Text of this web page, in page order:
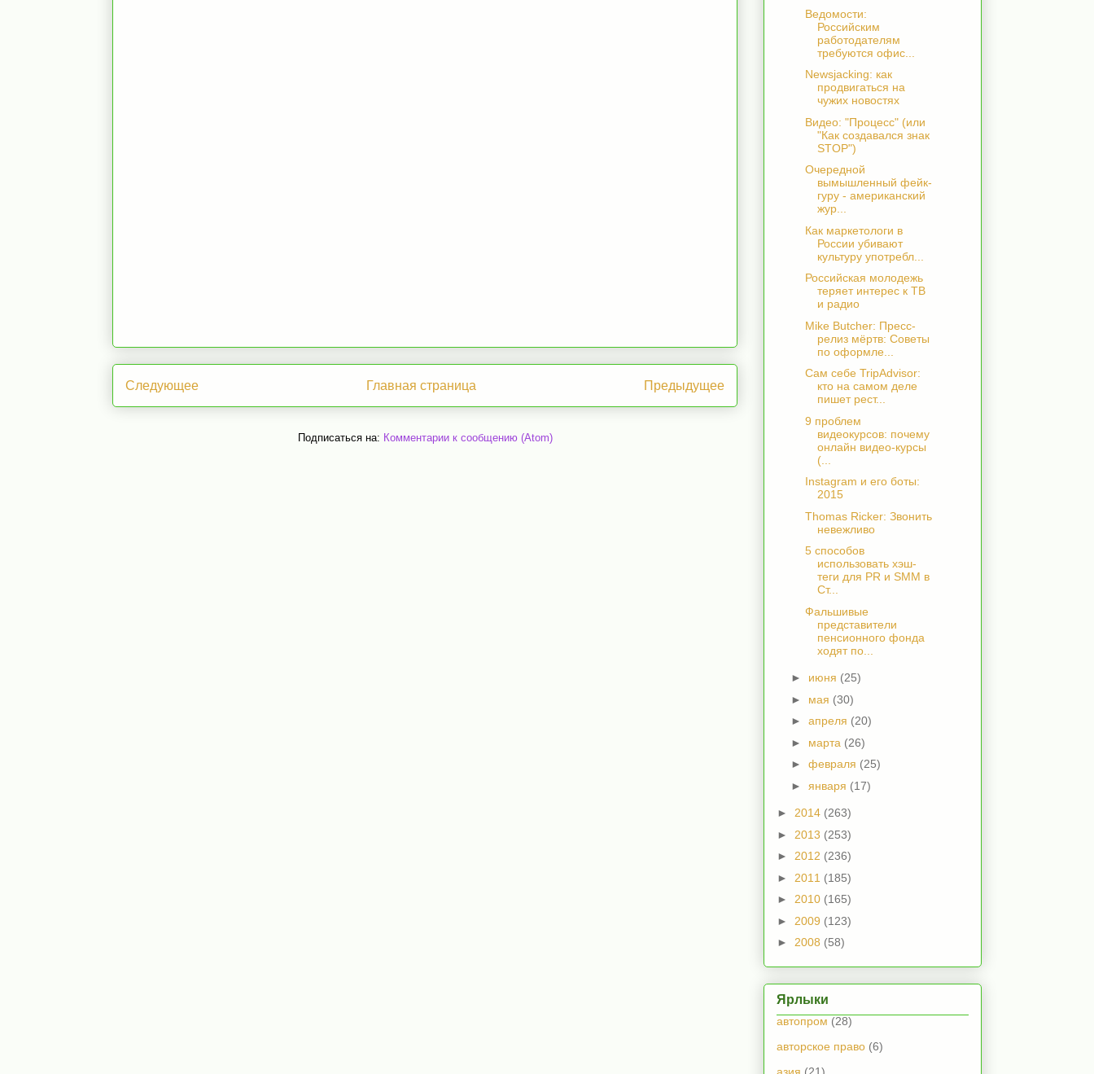
Следующее Предыдущее
Главная страница
Подписаться на: Комментарии к сообщению (Atom)
Ведомости:
Российским
работодателям
требуются офис...
Newsjacking: как
продвигаться на
чужих новостях
Видео: "Процесс" (или
"Как создавался знак
STOP")
Очередной
вымышленный фейк-
гуру - американский
жур...
Как маркетологи в
России убивают
культуру употребл...
Российская молодежь
теряет интерес к ТВ
и радио
Mike Butcher: Пресс-
релиз мёртв: Советы
по оформле...
Сам себе TripAdvisor:
кто на самом деле
пишет рест...
9 проблем
видеокурсов: почему
онлайн видео-курсы
(...
Instagram и его боты:
2015
Thomas Ricker: Звонить
невежливо
5 способов
использовать хэш-
теги для PR и SMM в
Ст...
Фальшивые
представители
пенсионного фонда
ходят по...
► июня (25)
► мая (30)
► апреля (20)
► марта (26)
► февраля (25)
► января (17)
► 2014 (263)
► 2013 (253)
► 2012 (236)
► 2011 (185)
► 2010 (165)
► 2009 (123)
► 2008 (58)
Ярлыки
автопром (28)
авторское право (6)
азия (21)